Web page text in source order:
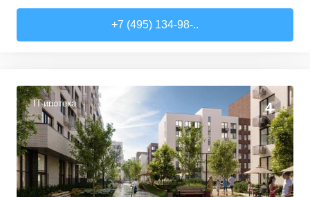
52,12–52,22м² 2 предложения
3-комн. кв. от 17 640 500 ₽
72,82 – 72,82 м² 1 предложение
+7 (495) 134-98-..
IT-ипотека 4